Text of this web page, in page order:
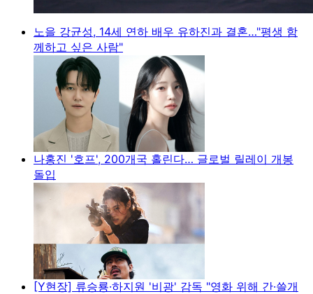
노을 강균성, 14세 연하 배우 유하진과 결혼…"평생 함
께하고 싶은 사람"
나홍진 '호프', 200개국 홀린다… 글로벌 릴레이 개봉
돌입
[Y현장] 류승룡·하지원 '비광' 감독 "영화 위해 간·쓸개